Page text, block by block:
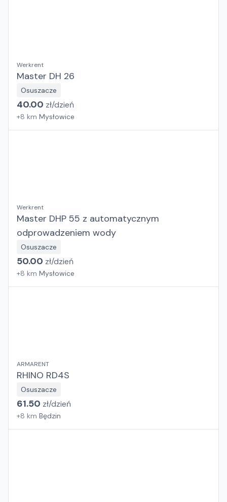
Werkrent
Master DH 26
Osuszacze
40.00 zł/dzień
+8 km Mysłowice
Werkrent
Master DHP 55 z automatycznym
odprowadzeniem wody
Osuszacze
50.00 zł/dzień
+8 km Mysłowice
ARMARENT
RHINO RD4S
Osuszacze
61.50 zł/dzień
+8 km Będzin